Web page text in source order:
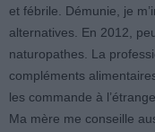
et fébrile. Démunie, je
alternatives. En 2012,
naturopathes. La
compléments
les commande à
Ma mère me conseille